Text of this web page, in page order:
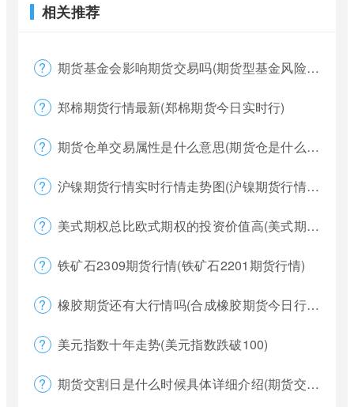
相关推荐
期货基金会影响期货交易吗(期货型基金风险大吗)
郑棉期货行情最新(郑棉期货今日实时行)
期货仓单交易属性是什么意思(期货仓是什么意思)
沪镍期货行情实时行情走势图(沪镍期货行情价格)
美式期权总比欧式期权的投资价值高(美式期权和欧式期权哪个风险更大)
铁矿石2309期货行情(铁矿石2201期货行情)
橡胶期货还有大行情吗(合成橡胶期货今日行情)
美元指数十年走势(美元指数跌破100)
期货交割日是什么时候具体详细介绍(期货交割日一般是涨还是跌)